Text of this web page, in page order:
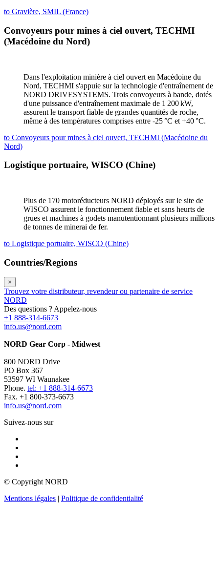
to Gravière, SMIL (France)
Convoyeurs pour mines à ciel ouvert, TECHMI
(Macédoine du Nord)
Dans l'exploitation minière à ciel ouvert en Macédoine du
Nord, TECHMI s'appuie sur la technologie d'entraînement de
NORD DRIVESYSTEMS. Trois convoyeurs à bande, dotés
d'une puissance d'entraînement maximale de 1 200 kW,
assurent le transport fiable de grandes quantités de roche,
même à des températures comprises entre -25 °C et +40 °C.
to Convoyeurs pour mines à ciel ouvert, TECHMI (Macédoine du
Nord)
Logistique portuaire, WISCO (Chine)
Plus de 170 motoréducteurs NORD déployés sur le site de
WISCO assurent le fonctionnement fiable et sans heurts de
grues et machines à godets manutentionnant plusieurs millions
de tonnes de minerai de fer.
to Logistique portuaire, WISCO (Chine)
Countries/Regions
×
Trouvez votre distributeur, revendeur ou partenaire de service
NORD
Des questions ? Appelez-nous
+1 888-314-6673
info.us@nord.com
NORD Gear Corp - Midwest
800 NORD Drive
PO Box 367
53597 WI Waunakee
Phone. tel: +1 888-314-6673
Fax. +1 800-373-6673
info.us@nord.com
Suivez-nous sur
© Copyright NORD
Mentions légales | Politique de confidentialité